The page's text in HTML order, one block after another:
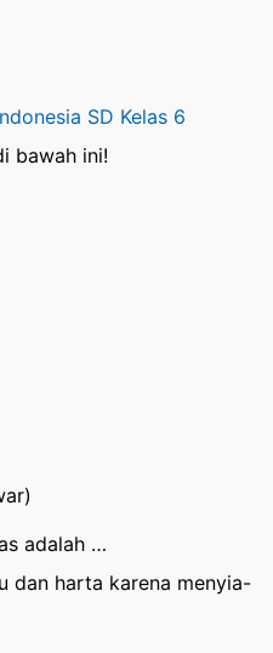
SD Kelas 6
bawah ini!
adalah …
dan harta karena menyia-